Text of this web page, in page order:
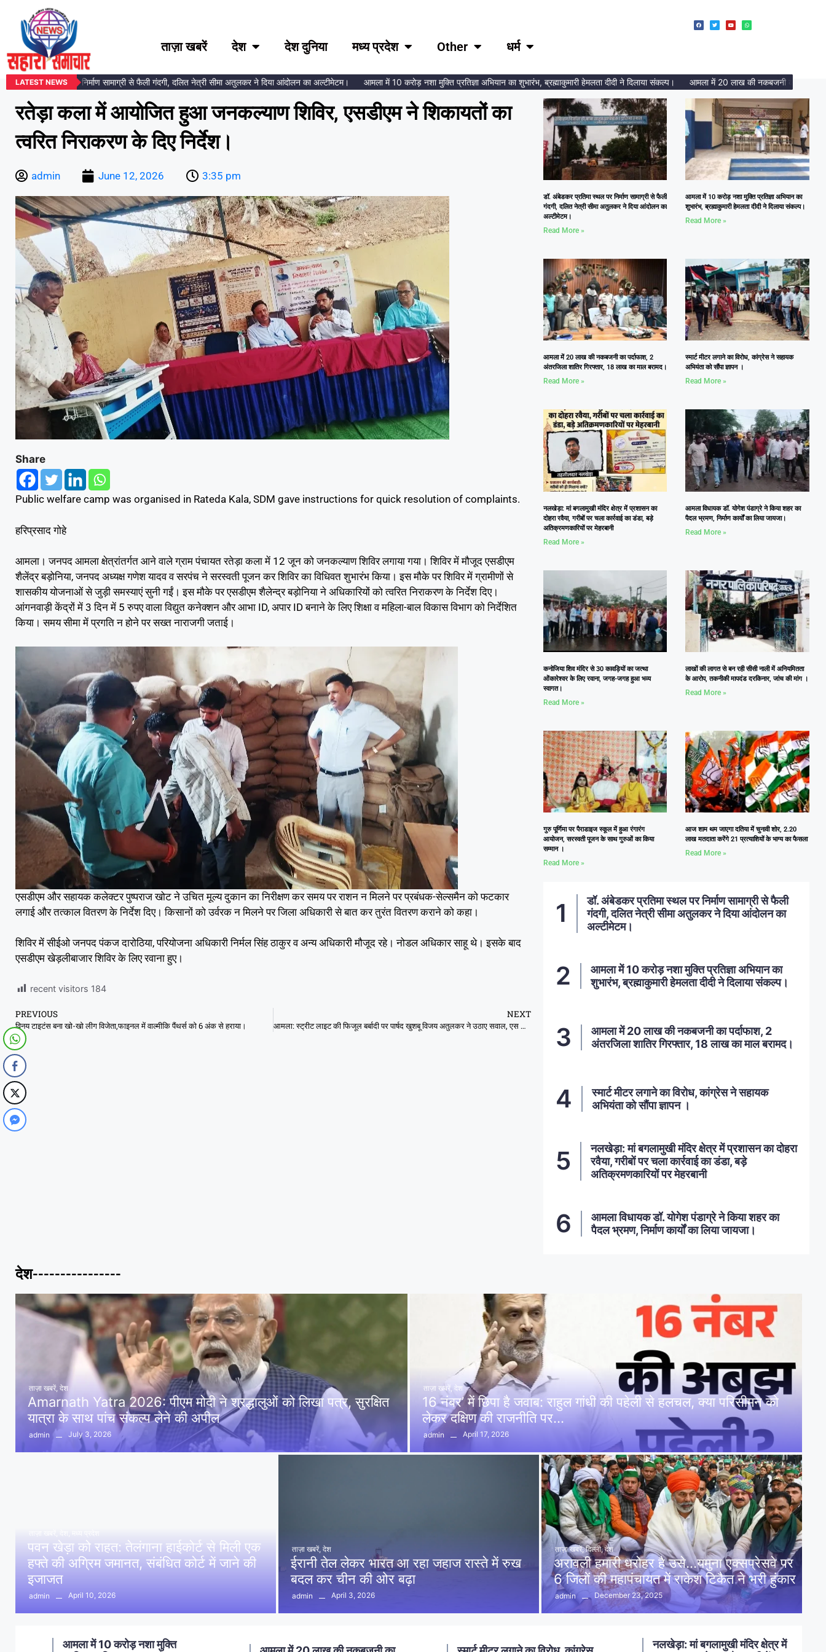
ताज़ा खबरें देश देश दुनिया मध्य प्रदेश Other धर्म
LATEST NEWS
स्थल पर निर्माण सामाग्री से फैली गंदगी, दलित नेत्री सीमा अतुलकर ने दिया आंदोलन का अल्टीमेटम। आमला में 10 करोड़ नशा मुक्ति प्रतिज्ञा अभियान का शुभारंभ, ब्रह्माकुमारी हेमलता दीदी ने दिलाया संकल्प। आमला में 20 लाख की नकबजनी का पर्दाफाश, 2
रतेड़ा कला में आयोजित हुआ जनकल्याण शिविर, एसडीएम ने शिकायतों का
त्वरित निराकरण के दिए निर्देश।
admin June 12, 2026 3:35 pm
Share
Public welfare camp was organised in Rateda Kala, SDM gave instructions for quick resolution of complaints.
हरिप्रसाद गोहे
आमला। जनपद आमला क्षेत्रांतर्गत आने वाले ग्राम पंचायत रतेड़ा कला में 12 जून को जनकल्याण शिविर लगाया गया। शिविर में मौजूद एसडीएम
शैलेंद्र बड़ोनिया, जनपद अध्यक्ष गणेश यादव व सरपंच ने सरस्वती पूजन कर शिविर का विधिवत शुभारंभ किया। इस मौके पर शिविर में ग्रामीणों से
शासकीय योजनाओं से जुड़ी समस्याएं सुनी गईं। इस मौके पर एसडीएम शैलेन्द्र बड़ोनिया ने अधिकारियों को त्वरित निराकरण के निर्देश दिए।
आंगनवाड़ी केंद्रों में 3 दिन में 5 रुपए वाला विद्युत कनेक्शन और आभा ID, अपार ID बनाने के लिए शिक्षा व महिला-बाल विकास विभाग को निर्देशित
किया। समय सीमा में प्रगति न होने पर सख्त नाराजगी जताई।
एसडीएम और सहायक कलेक्टर पुष्पराज खोट ने उचित मूल्य दुकान का निरीक्षण कर समय पर राशन न मिलने पर प्रबंधक-सेल्समैन को फटकार
लगाई और तत्काल वितरण के निर्देश दिए। किसानों को उर्वरक न मिलने पर जिला अधिकारी से बात कर तुरंत वितरण कराने को कहा।
शिविर में सीईओ जनपद पंकज दारोठिया, परियोजना अधिकारी निर्मल सिंह ठाकुर व अन्य अधिकारी मौजूद रहे। नोडल अधिकार साहू थे। इसके बाद
एसडीएम खेड़लीबाजार शिविर के लिए रवाना हुए।
recent visitors 184
PREVIOUS
विनय टाइटंस बना खो-खो लीग विजेता,फाइनल में वाल्मीकि पैंथर्स को 6 अंक से हराया।
NEXT
आमला: स्ट्रीट लाइट की फिजूल बर्बादी पर पार्षद खुशबू विजय अतुलकर ने उठाए सवाल, एस डी एम व नगर पालिका अध्यक्ष को लिखा पत्र।
डॉ. अंबेडकर प्रतिमा स्थल पर निर्माण सामाग्री से फैली
गंदगी, दलित नेत्री सीमा अतुलकर ने दिया आंदोलन का
अल्टीमेटम।
Read More »
आमला में 10 करोड़ नशा मुक्ति प्रतिज्ञा अभियान का
शुभारंभ, ब्रह्माकुमारी हेमलता दीदी ने दिलाया संकल्प।
Read More »
आमला में 20 लाख की नकबजनी का पर्दाफाश, 2
अंतरजिला शातिर गिरफ्तार, 18 लाख का माल बरामद।
Read More »
स्मार्ट मीटर लगाने का विरोध, कांग्रेस ने सहायक
अभियंता को सौंपा ज्ञापन ।
Read More »
नलखेड़ा: मां बगलामुखी मंदिर क्षेत्र में प्रशासन का
दोहरा रवैया, गरीबों पर चला कार्रवाई का डंडा, बड़े
अतिक्रमणकारियों पर मेहरबानी
Read More »
आमला विधायक डॉ. योगेश पंडाग्रे ने किया शहर का
पैदल भ्रमण, निर्माण कार्यों का लिया जायजा।
Read More »
कनोजिया शिव मंदिर से 30 कावड़ियों का जत्था
ओंकारेश्वर के लिए रवाना, जगह-जगह हुआ भव्य
स्वागत।
Read More »
लाखों की लागत से बन रही सीसी नाली में अनियमितता
के आरोप, तकनीकी मापदंड दरकिनार, जांच की मांग ।
Read More »
गुरु पूर्णिमा पर पैराडाइज स्कूल में हुआ रंगारंग
आयोजन, सरस्वती पूजन के साथ गुरुओं का किया
सम्मान ।
Read More »
आज शाम थम जाएगा दतिया में चुनावी शोर, 2.20
लाख मतदाता करेंगे 21 प्रत्याशियों के भाग्य का फैसला
Read More »
डॉ. अंबेडकर प्रतिमा स्थल पर निर्माण सामाग्री से फैली
गंदगी, दलित नेत्री सीमा अतुलकर ने दिया आंदोलन का
अल्टीमेटम।
आमला में 10 करोड़ नशा मुक्ति प्रतिज्ञा अभियान का
शुभारंभ, ब्रह्माकुमारी हेमलता दीदी ने दिलाया संकल्प।
आमला में 20 लाख की नकबजनी का पर्दाफाश, 2
अंतरजिला शातिर गिरफ्तार, 18 लाख का माल बरामद।
स्मार्ट मीटर लगाने का विरोध, कांग्रेस ने सहायक
अभियंता को सौंपा ज्ञापन ।
नलखेड़ा: मां बगलामुखी मंदिर क्षेत्र में प्रशासन का दोहरा
रवैया, गरीबों पर चला कार्रवाई का डंडा, बड़े
अतिक्रमणकारियों पर मेहरबानी
आमला विधायक डॉ. योगेश पंडाग्रे ने किया शहर का
पैदल भ्रमण, निर्माण कार्यों का लिया जायजा।
देश----------------
ताज़ा खबरें देश
Amarnath Yatra 2026: पीएम मोदी ने श्रद्धालुओं को लिखा पत्र, सुरक्षित
यात्रा के साथ पांच संकल्प लेने की अपील
admin July 3, 2026
ताज़ा खबरें देश
16 नंबर’ में छिपा है जवाब: राहुल गांधी की पहेली से हलचल, क्या परिसीमन को
लेकर दक्षिण की राजनीति पर…
admin April 17, 2026
पवन खेड़ा को राहत: तेलंगाना हाईकोर्ट से मिली एक
हफ्ते की अग्रिम जमानत, संबंधित कोर्ट में जाने की
इजाजत
admin April 10, 2026
ताज़ा खबरें, देश
ईरानी तेल लेकर भारत आ रहा जहाज रास्ते में रुख
बदल कर चीन की ओर बढ़ा
admin April 3, 2026
ताज़ा खबरें, दिल्ली, देश
अरावली हमारी धरोहर है उसे…यमुना एक्सप्रेसवे पर
6 जिलों की महापंचायत में राकेश टिकैत ने भरी हुंकार
admin December 23, 2025
आमला में 10 करोड़ नशा मुक्ति
नलखेड़ा: मां बगलामुखी मंदिर क्षेत्र में